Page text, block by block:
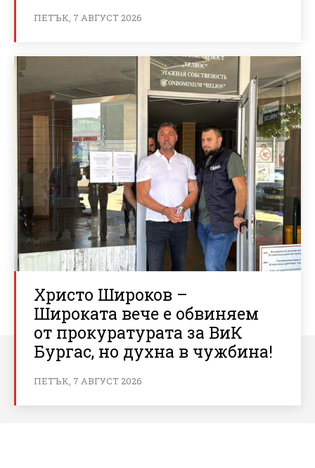
ПЕТЪК, 7 АВГУСТ 2026
Христо Широков –
Широката вече е обвиняем
от прокуратурата за ВиК
Бургас, но духна в чужбина!
ПЕТЪК, 7 АВГУСТ 2026